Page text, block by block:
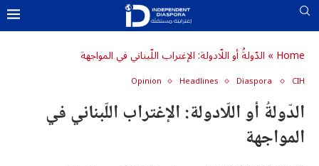
Home
» الدّولةُ أو اللّادولة: الإغتراب اللّبناني في المواجهة
CIH
Diaspora
Headlines
Opinion
الدّولةُ أو اللّادولة: الإغتراب اللّبناني في
المواجهة
U0633U0627U062EU0646